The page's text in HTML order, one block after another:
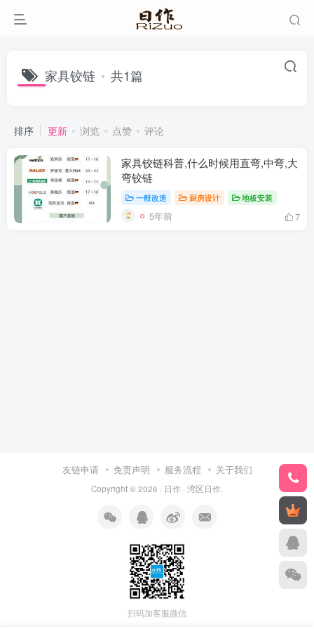
家具铰链 共1篇
排序 更新 浏览 点赞 评论
家具铰链科普,什么时候用直弯,中弯,大
弯铰链
一般改造 厨房设计 地板安装
5年前 7
友链申请 免责声明 服务流程 关于我们
Copyright © 2026 · 日作 · 湾区日作
扫码加客服微信